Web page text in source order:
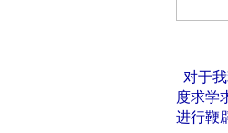
对于
度求学
进行鞭